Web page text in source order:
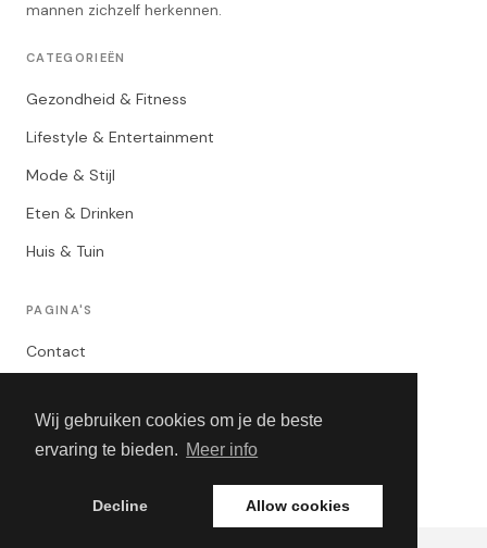
Wij gebruiken cookies om je de beste
ervaring te bieden. Meer info
Decline Allow cookies
mannen zichzelf herkennen.
CATEGORIEËN
Gezondheid & Fitness
Lifestyle & Entertainment
Mode & Stijl
Eten & Drinken
Huis & Tuin
PAGINA'S
Contact
Algemene Voorwaarden
Adverteren